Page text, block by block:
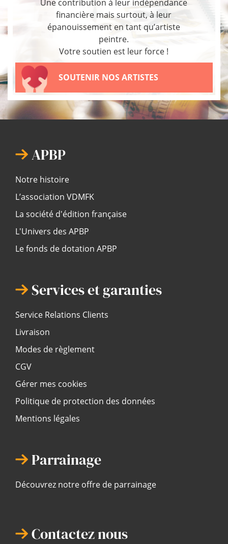
Une contribution à leur indépendance
financière mais surtout, à leur
épanouissement en tant qu’artiste
peintre.
Votre soutien est leur force !
SOUTENIR NOS ARTISTES
APBP
Notre histoire
L’association VDMFK
La société d'édition française
L'Univers des APBP
Le fonds de dotation APBP
Services et garanties
Service Relations Clients
Livraison
Modes de règlement
CGV
Gérer mes cookies
Politique de protection des données
Mentions légales
Parrainage
Découvrez notre offre de parrainage
Contactez nous